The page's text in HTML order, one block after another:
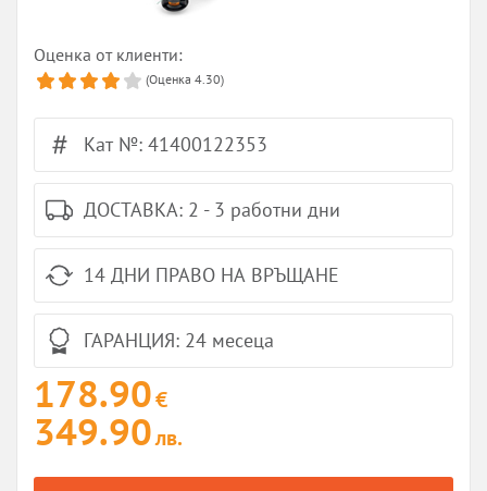
Оценка от клиенти:
(Оценка 4.30)
Кат №: 41400122353
ДОСТАВКА: 2 - 3 работни дни
14 ДНИ ПРАВО НА ВРЪЩАНЕ
ГАРАНЦИЯ: 24 месеца
178.90€
349.90лв.